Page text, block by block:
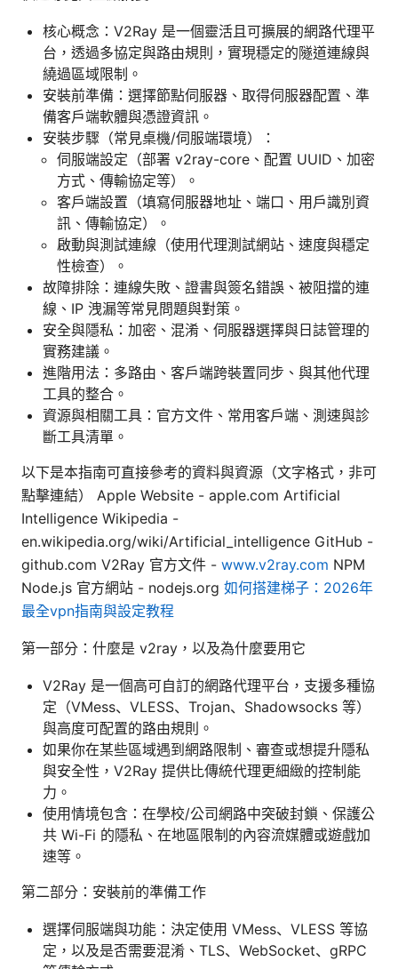
核心概念：V2Ray 是一個靈活且可擴展的網路代理平
台，透過多協定與路由規則，實現穩定的隧道連線與
繞過區域限制。
安裝前準備：選擇節點伺服器、取得伺服器配置、準
備客戶端軟體與憑證資訊。
安裝步驟（常見桌機/伺服端環境）：
伺服端設定（部署 v2ray-core、配置 UUID、加密
方式、傳輸協定等）。
客戶端設置（填寫伺服器地址、端口、用戶識別資
訊、傳輸協定）。
啟動與測試連線（使用代理測試網站、速度與穩定
性檢查）。
故障排除：連線失敗、證書與簽名錯誤、被阻擋的連
線、IP 洩漏等常見問題與對策。
安全與隱私：加密、混淆、伺服器選擇與日誌管理的
實務建議。
進階用法：多路由、客戶端跨裝置同步、與其他代理
工具的整合。
資源與相關工具：官方文件、常用客戶端、測速與診
斷工具清單。
以下是本指南可直接參考的資料與資源（文字格式，非可
點擊連結） Apple Website - apple.com Artificial
Intelligence Wikipedia -
en.wikipedia.org/wiki/Artificial_intelligence GitHub -
github.com V2Ray 官方文件 - www.v2ray.com NPM
Node.js 官方網站 - nodejs.org 如何搭建梯子：2026年
最全vpn指南與設定教程
第一部分：什麼是 v2ray，以及為什麼要用它
V2Ray 是一個高可自訂的網路代理平台，支援多種協
定（VMess、VLESS、Trojan、Shadowsocks 等）
與高度可配置的路由規則。
如果你在某些區域遇到網路限制、審查或想提升隱私
與安全性，V2Ray 提供比傳統代理更細緻的控制能
力。
使用情境包含：在學校/公司網路中突破封鎖、保護公
共 Wi-Fi 的隱私、在地區限制的內容流媒體或遊戲加
速等。
第二部分：安裝前的準備工作
選擇伺服端與功能：決定使用 VMess、VLESS 等協
定，以及是否需要混淆、TLS、WebSocket、gRPC